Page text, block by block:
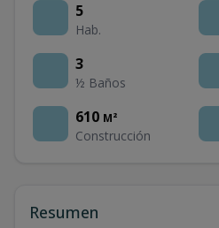
5
Hab.
3
½ Baños
610 M²
Construcción
Resumen